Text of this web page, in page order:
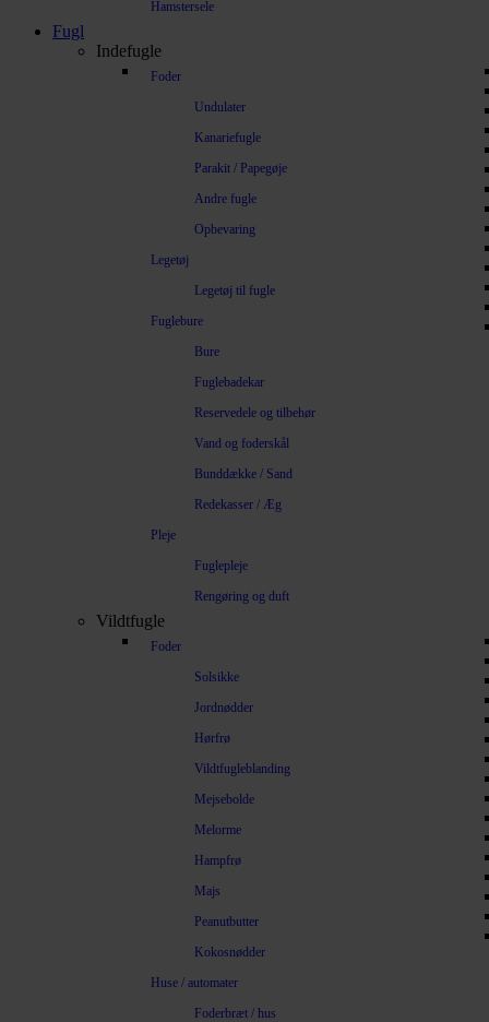
Hamstersele
Fugl
Indefugle
Foder
Undulater
Kanariefugle
Parakit / Papegøje
Andre fugle
Opbevaring
Legetøj
Legetøj til fugle
Fuglebure
Bure
Fuglebadekar
Reservedele og tilbehør
Vand og foderskål
Bunddække / Sand
Redekasser / Æg
Pleje
Fuglepleje
Rengøring og duft
Vildtfugle
Foder
Solsikke
Jordnødder
Hørfrø
Vildtfugleblanding
Mejsebolde
Melorme
Hampfrø
Majs
Peanutbutter
Kokosnødder
Huse / automater
Foderbræt / hus